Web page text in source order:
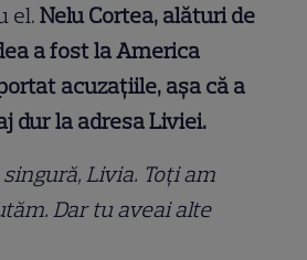
el.Nelu Cortea, alături de
a fost la America
acuzațiile, așa că a
dur la adresa Liviei.
Livia. Toți am
Dar tu aveai alte